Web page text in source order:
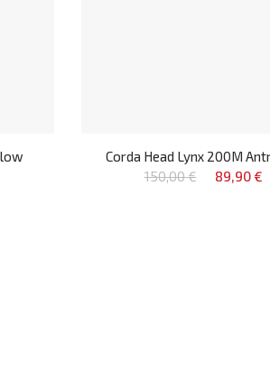
Corda Head Lynx 200M
150,00 €
89,90 €